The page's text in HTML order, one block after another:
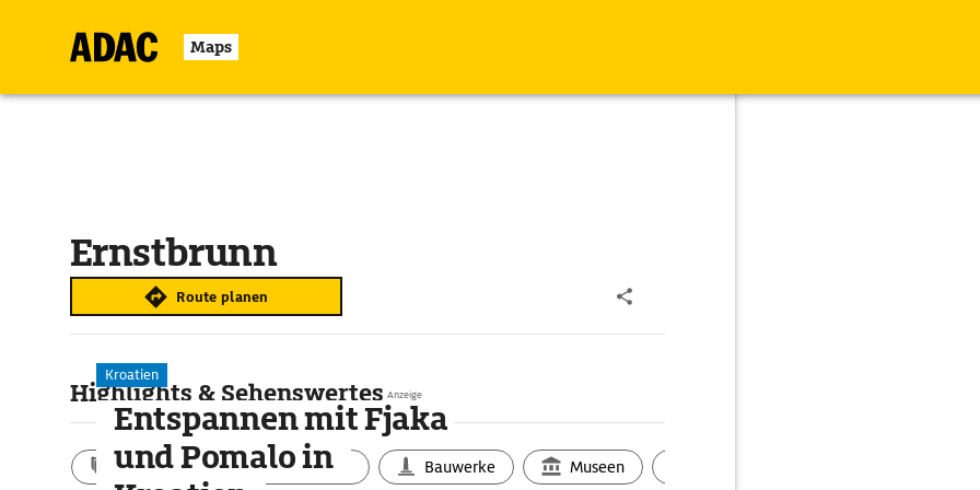
Maps
Ernstbrunn
Route planen
Highlights & Sehenswertes
Aktivitäten Landschaft Bauwerke Museen
Anzeige
Kroatien
Entspannen mit Fjaka
und Pomalo in